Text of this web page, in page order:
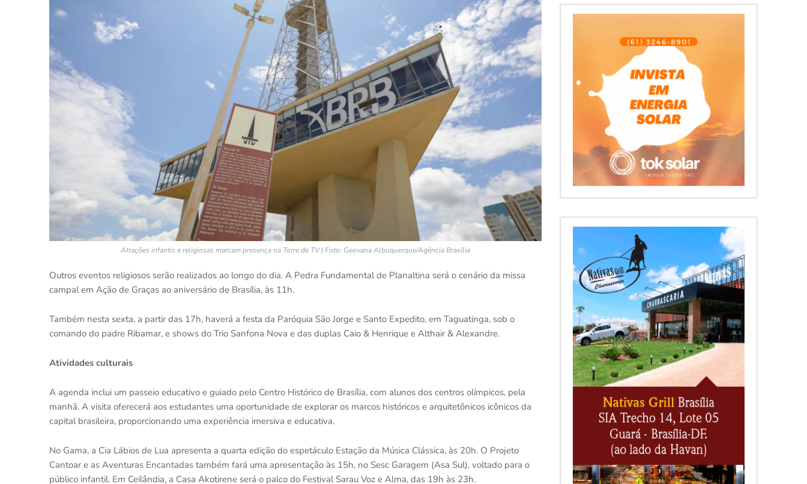
Atrações infantis e religiosas marcam presença na Torre de TV | Foto: Geovana Albuquerque/Agência Brasília
Outros eventos religiosos serão realizados ao longo do dia. A Pedra Fundamental de Planaltina será o cenário da missa
campal em Ação de Graças ao aniversário de Brasília, às 11h.
Também nesta sexta, a partir das 17h, haverá a festa da Paróquia São Jorge e Santo Expedito, em Taguatinga, sob o
comando do padre Ribamar, e shows do Trio Sanfona Nova e das duplas Caio & Henrique e Althair & Alexandre.
Atividades culturais
A agenda inclui um passeio educativo e guiado pelo Centro Histórico de Brasília, com alunos dos centros olímpicos, pela
manhã. A visita oferecerá aos estudantes uma oportunidade de explorar os marcos históricos e arquitetônicos icônicos da
capital brasileira, proporcionando uma experiência imersiva e educativa.
No Gama, a Cia Lábios de Lua apresenta a quarta edição do espetáculo Estação da Música Clássica, às 20h. O Projeto
Cantoar e as Aventuras Encantadas também fará uma apresentação às 15h, no Sesc Garagem (Asa Sul), voltado para o
público infantil. Em Ceilândia, a Casa Akotirene será o palco do Festival Sarau Voz e Alma, das 19h às 23h.